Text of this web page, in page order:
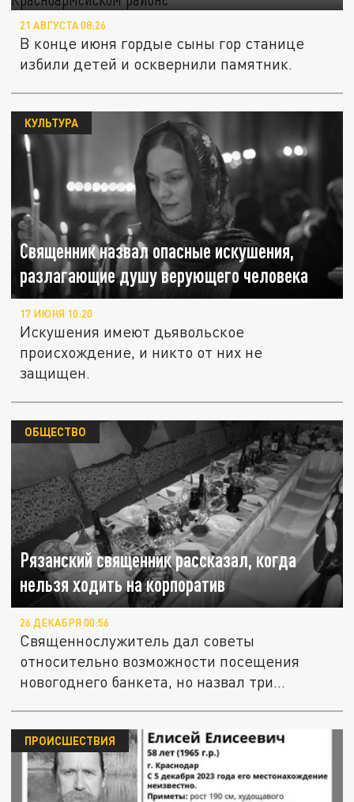
21 АВГУСТА 08:26
В конце июня гордые сыны гор станице
избили детей и осквернили памятник.
Священник назвал опасные искушения,
разлагающие душу верующего человека
КУЛЬТУРА
17 ИЮНЯ 10:20
Искушения имеют дьявольское
происхождение, и никто от них не
защищен.
Рязанский священник рассказал, когда
нельзя ходить на корпоратив
ОБЩЕСТВО
26 ДЕКАБРЯ 00:56
Священнослужитель дал советы
относительно возможности посещения
новогоднего банкета, но назвал три...
ПРОИСШЕСТВИЯ